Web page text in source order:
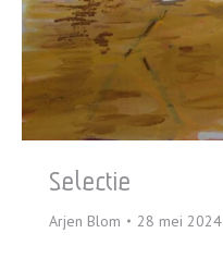
Selectie
Arjen Blom 28 mei 2024